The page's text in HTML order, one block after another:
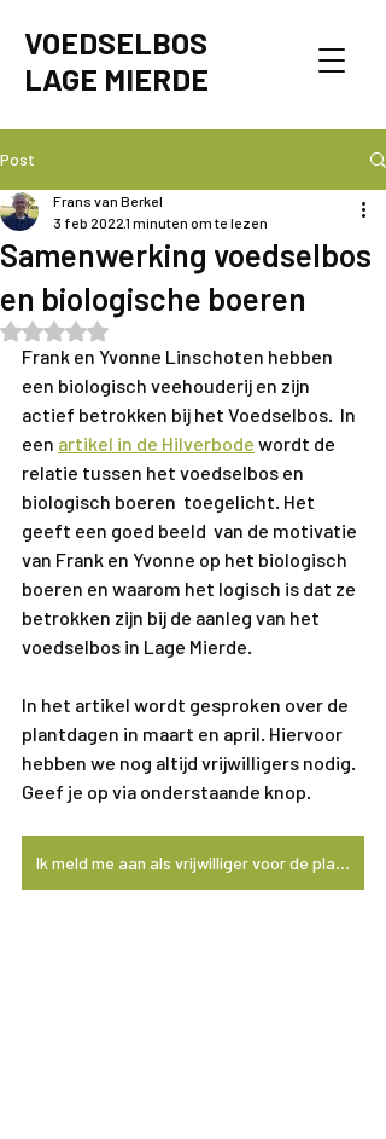
VOEDSELBOS
LAGE MIERDE
Post
Samenwerking voedselbos
en biologische boeren
Frans van Berkel
3 feb 20221 minuten om te lezen
Beoordeeld met NaN uit 5 sterren.
Frank en Yvonne Linschoten hebben
een biologisch veehouderij en zijn
actief betrokken bij het Voedselbos.  In
een artikel in de Hilverbode wordt de
relatie tussen het voedselbos en
biologisch boeren  toegelicht. Het
geeft een goed beeld  van de motivatie
van Frank en Yvonne op het biologisch
boeren en waarom het logisch is dat ze
betrokken zijn bij de aanleg van het
voedselbos in Lage Mierde.
In het artikel wordt gesproken over de
plantdagen in maart en april. Hiervoor
hebben we nog altijd vrijwilligers nodig.
Geef je op via onderstaande knop.
Ik meld me aan als vrijwilliger voor de plantdagen